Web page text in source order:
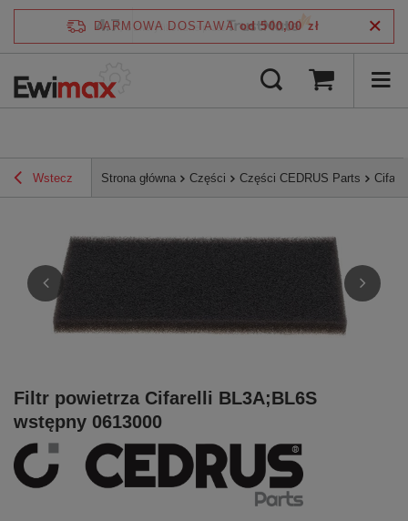
DARMOWA DOSTAWA od 500,00 zł
Wstecz Strona główna Części Części CEDRUS Parts
Filtr powietrza Cifarelli BL3A;BL6S
wstępny 0613000
4.7/5 zweryfikowane przez